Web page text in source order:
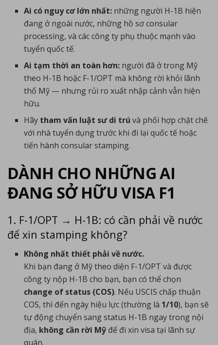
Ai có nguy cơ lớn nhất: những người H-1B hiện
đang ở ngoài nước, những hồ sơ consular
processing, và các công ty phụ thuộc mạnh vào
tuyển quốc tế.
Ai tạm thời an toàn hơn: người đã ở trong Mỹ
theo H-1B hoặc F-1/OPT mà không rời khỏi lãnh
thổ Mỹ — nhưng rủi ro xuất nhập cảnh vẫn hiện
hữu.
Hãy tham vấn luật sư di trú và phối hợp chặt chẽ
với nhà tuyển dụng trước khi đi lại quốc tế hoặc
tiến hành consular stamping.
DÀNH CHO NHỮNG AI
ĐANG SỞ HỮU VISA F1
1. F-1/OPT → H-1B: có cần phải về nước
để xin stamping không?
Không nhất thiết phải về nước.
Khi bạn đang ở Mỹ theo diện F-1/OPT và được
công ty nộp H-1B cho bạn, bạn có thể chọn
change of status (COS). Nếu USCIS chấp thuận
COS, thì đến ngày hiệu lực (thường là 1/10), bạn sẽ
tự động chuyển sang status H-1B ngay trong nội
địa, không cần rời Mỹ để đi xin visa tại lãnh sự
quán.